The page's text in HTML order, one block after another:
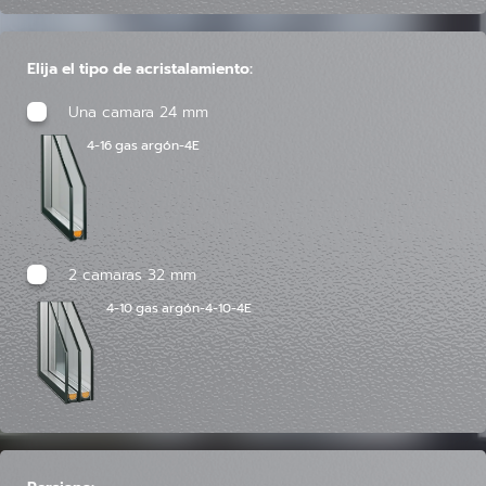
Elija el tipo de acristalamiento:
Una camara 24 mm
4-16 gas argón-4E
2 camaras 32 mm
4-10 gas argón-4-10-4E